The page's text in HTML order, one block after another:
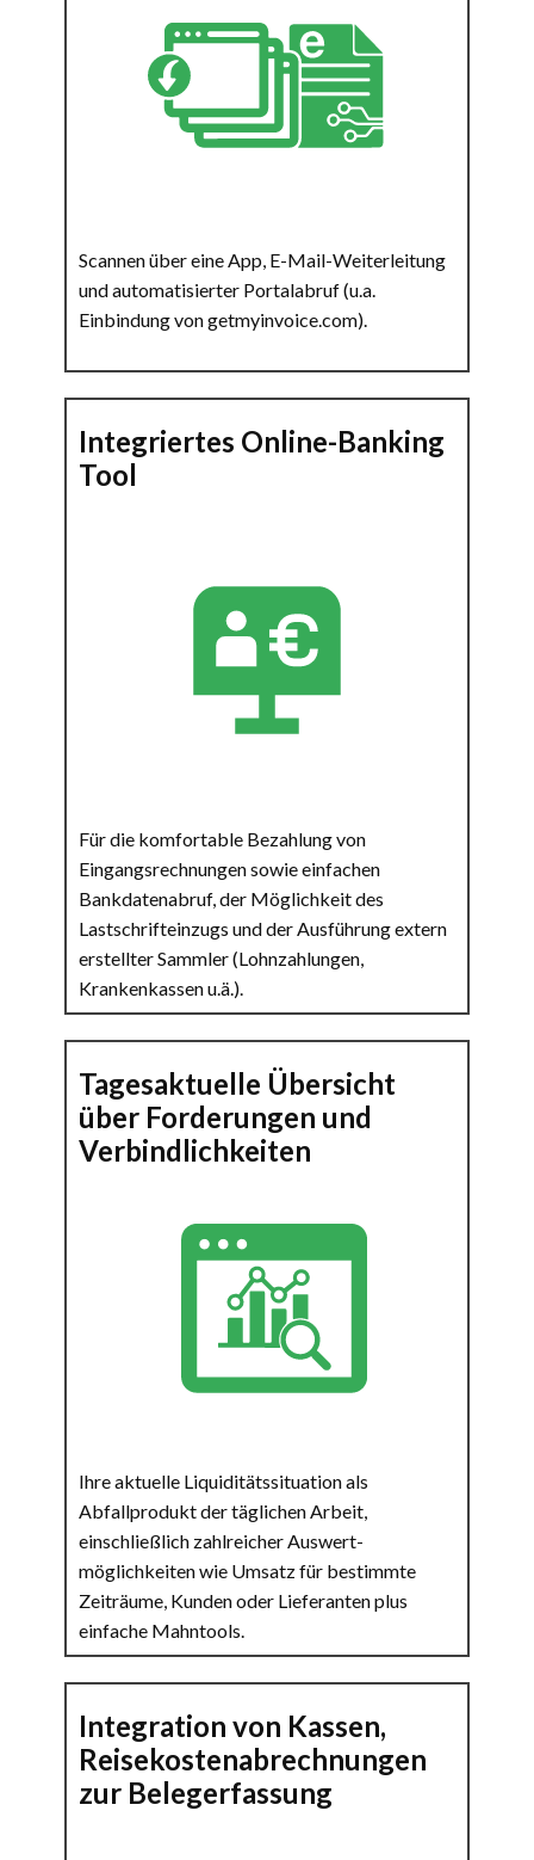
Scannen über eine App, E-Mail-Weiterleitung
und automatisierter Portalabruf (u.a.
Einbindung vongetmyinvoice.com).
Integriertes Online-Banking
Tool
Für die komfortable Bezahlung von
Eingangsrechnungen sowie einfachen
Bankdatenabruf, der Möglichkeit des
Lastschrifteinzugs und der Ausführung extern
erstellter Sammler (Lohnzahlungen,
Krankenkassen u.ä.).
Tagesaktuelle Übersicht
über Forderungen und
Verbindlichkeiten
Ihre aktuelle Liquiditätssituation als
Abfallprodukt der täglichen Arbeit,
einschließlich zahlreicher Auswert-
möglichkeiten wie Umsatz für bestimmte
Zeiträume, Kunden oder Lieferanten plus
einfache Mahntools.
Integration von Kassen,
Reisekostenabrechnungen
zur Belegerfassung